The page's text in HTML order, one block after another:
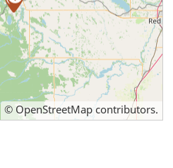
©OpenStreetMap contributors.